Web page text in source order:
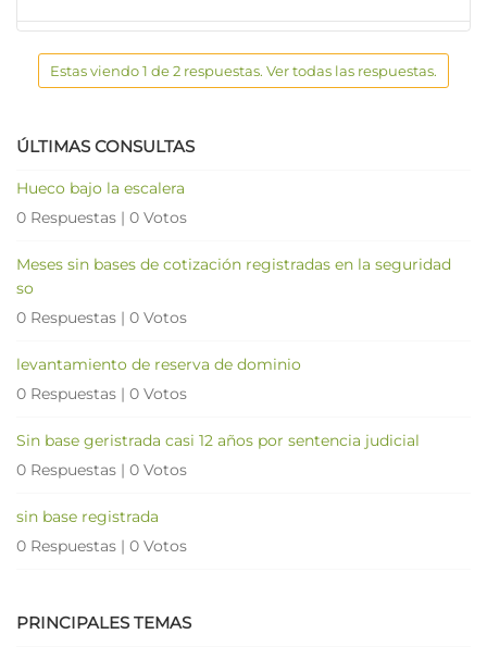
Estas viendo 1 de 2 respuestas. Ver todas las respuestas.
ÚLTIMAS CONSULTAS
Hueco bajo la escalera
0 Respuestas | 0 Votos
Meses sin bases de cotización registradas en la seguridad
so
0 Respuestas | 0 Votos
levantamiento de reserva de dominio
0 Respuestas | 0 Votos
Sin base geristrada casi 12 años por sentencia judicial
0 Respuestas | 0 Votos
sin base registrada
0 Respuestas | 0 Votos
PRINCIPALES TEMAS